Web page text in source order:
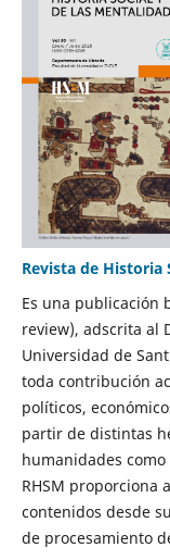
Revista de Historia
Es una publicación
review), adscrita al
Universidad de
toda contribución
políticos,
partir de distintas
humanidades
RHSM proporciona
contenidos desde
de procesamiento